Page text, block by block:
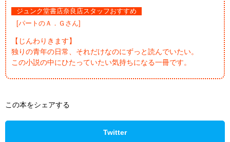
ジュンク堂書店奈良店スタッフおすすめ
[パートのＡ．Ｇさん]
【じんわりきます】
独りの青年の日常、それだけなのにずっと読んでいたい。
この小説の中にひたっていたい気持ちになる一冊です。
この本をシェアする
Twitter